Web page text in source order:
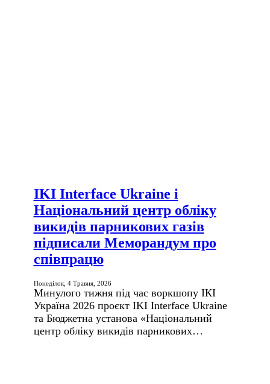
IKI Interface Ukraine і
Національний центр обліку
викидів парникових газів
підписали Меморандум про
співпрацю
Понеділок, 4 Травня, 2026
Минулого тижня під час воркшопу ІКІ
Україна 2026 проєкт IKI Inter­face Ukraine
та Бюджетна установа «Національний
центр обліку викидів парникових…